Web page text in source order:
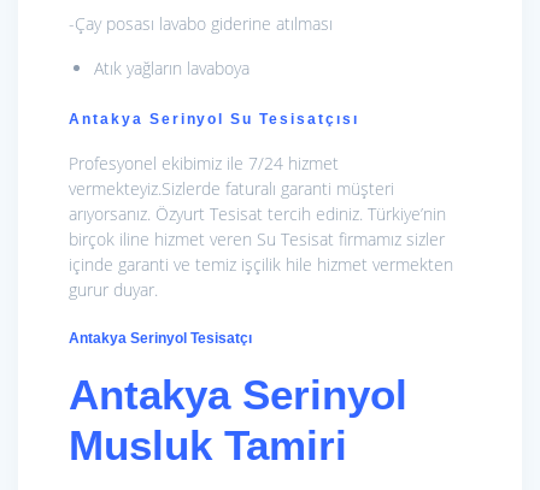
-Çay posası lavabo giderine atılması
Atık yağların lavaboya
Antakya Serinyol Su Tesisatçısı
Profesyonel ekibimiz ile 7/24 hizmet
vermekteyiz.Sizlerde faturalı garanti müşteri
arıyorsanız. Özyurt Tesisat tercih ediniz. Türkiye’nin
birçok iline hizmet veren Su Tesisat firmamız sizler
içinde garanti ve temiz işçilik hile hizmet vermekten
gurur duyar.
Antakya Serinyol Tesisatçı
Antakya Serinyol
Musluk Tamiri